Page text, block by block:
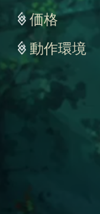
価格
動作環境